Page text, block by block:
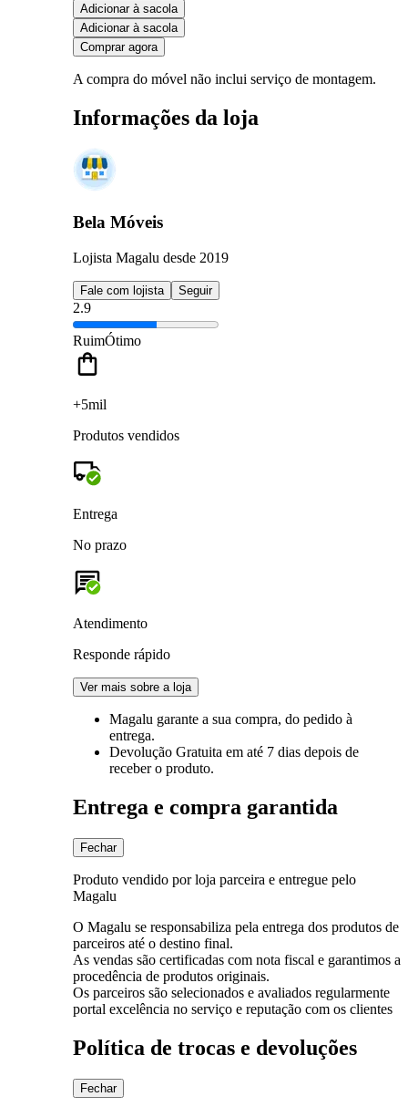
Adicionar à sacola
Adicionar à sacola
Comprar agora
A compra do móvel não inclui serviço de montagem.
Informações da loja
Bela Móveis
Lojista Magalu desde 2019
Fale com lojista Seguir
2.9
RuimÓtimo
+5mil
Produtos vendidos
Entrega
No prazo
Atendimento
Responde rápido
Ver mais sobre a loja
Magalu garante a sua compra, do pedido à
entrega.
Devolução Gratuita em até 7 dias depois de
receber o produto.
Entrega e compra garantida
Fechar
Produto vendido por loja parceira e entregue pelo
Magalu
O Magalu se responsabiliza pela entrega dos produtos de
parceiros até o destino final.
As vendas são certificadas com nota fiscal e garantimos a
procedência de produtos originais.
Os parceiros são selecionados e avaliados regularmente
portal excelência no serviço e reputação com os clientes
Política de trocas e devoluções
Fechar